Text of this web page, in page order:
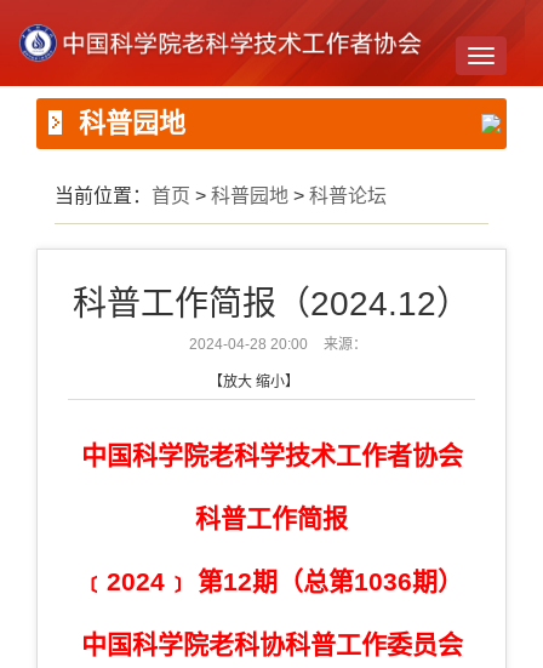
Toggle
科普园地
当前位置： 首页 > 科普园地 > 科普论坛
科普工作简报（2024.12）
2024-04-28 20:00 来源：
【放大 缩小】
中国科学院老科学技术工作者协会
科普工作简报
﹝2024﹞ 第12期（总第1036期）
中 国科学院老科协科普工作委员会